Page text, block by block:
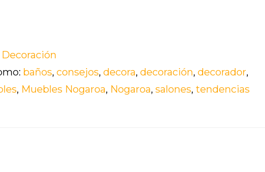
Diez
Decoración
baños, consejos, decora, decoración, decorador,
, Muebles Nogaroa, Nogaroa, salones, tendencias